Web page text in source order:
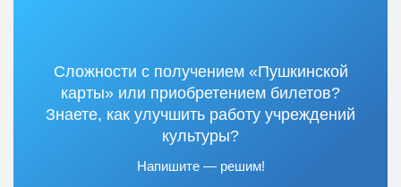
Сложности с получением «Пушкинской
карты» или приобретением билетов?
Знаете, как улучшить работу учреждений
культуры?
Напишите — решим!